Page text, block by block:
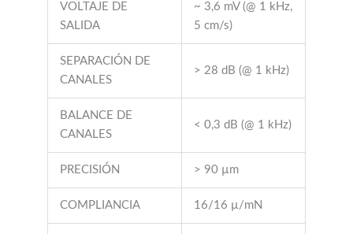
VOLTAJE DE
SALIDA
~ 3,6 mV (@ 1 kHz,
5 cm/s)
SEPARACIÓN DE
CANALES
> 28 dB (@ 1 kHz)
BALANCE DE
CANALES
< 0,3 dB (@ 1 kHz)
PRECISIÓN > 90 µm
COMPLIANCIA 16/16 µ/mN